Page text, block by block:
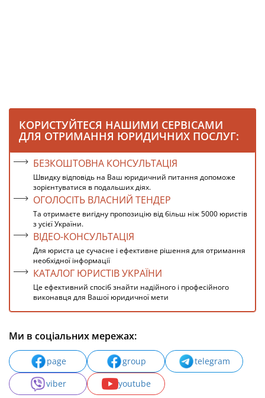
КОРИСТУЙТЕСЯ НАШИМИ СЕРВІСАМИ
ДЛЯ ОТРИМАННЯ ЮРИДИЧНИХ ПОСЛУГ:
БЕЗКОШТОВНА КОНСУЛЬТАЦІЯ
Швидку відповідь на Ваш юридичний питання допоможе
зорієнтуватися в подальших діях.
ОГОЛОСІТЬ ВЛАСНИЙ ТЕНДЕР
Та отримаєте вигідну пропозицію від більш ніж 5000 юристів
з усієї України.
ВІДЕО-КОНСУЛЬТАЦІЯ
Для юриста це сучасне і ефективне рішення для отримання
необхідної інформації
КАТАЛОГ ЮРИСТІВ УКРАЇНИ
Це ефективний спосіб знайти надійного і професійного
виконавця для Вашої юридичної мети
Ми в соціальних мережах:
page group
telegram
viber
youtube